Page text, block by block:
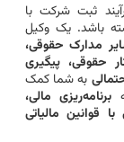
ثبت شرکت با
باشد. یک وکیل
مدارک حقوقی،
حقوقی، پیگیری
به شما کمک
برنامه‌ریزی مالی،
قوانین مالیاتی